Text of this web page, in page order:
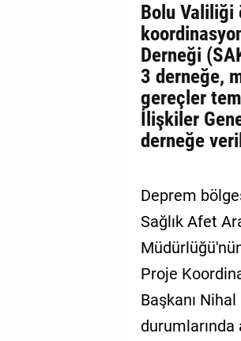
Bolu Valiliği
Derneği
3 derneğe,
gereçler
İlişkiler
derneğe
Deprem
Sağlık Afet
Proje
Başkanı